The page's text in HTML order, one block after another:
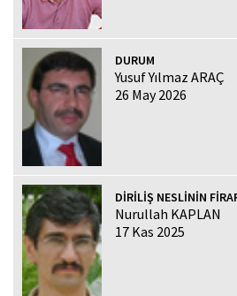
DURUM
Yusuf Yılmaz ARAÇ
26 May 2026
DİRİLİŞ NESLİNİN
Nurullah KAPLAN
17 Kas 2025